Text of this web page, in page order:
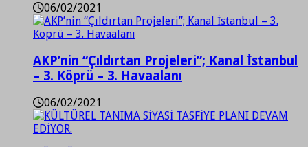
06/02/2021
AKP’nin “Çıldırtan Projeleri”; Kanal İstanbul
– 3. Köprü – 3. Havaalanı
06/02/2021